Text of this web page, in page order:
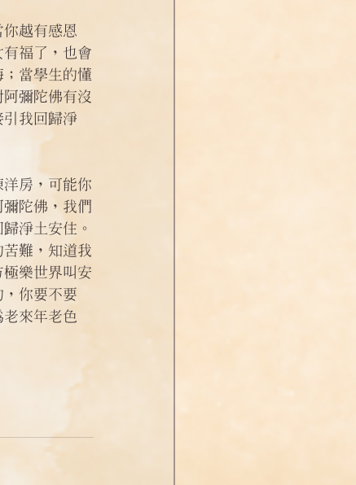
越有感恩
福了，也會
當學生的懂
彌陀佛有沒
我回歸淨
房，可能你
陀佛，我們
淨土安住。
難，知道我
樂世界叫安
你要不要
來年老色